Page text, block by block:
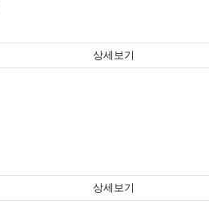
상세보기
상세보기